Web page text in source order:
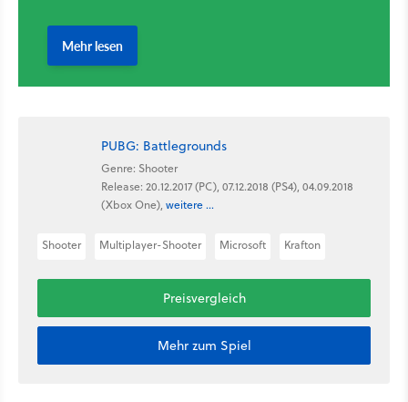
PUBG: Battlegrounds
Genre: Shooter
Release: 20.12.2017 (PC), 07.12.2018 (PS4), 04.09.2018
(Xbox One), weitere ...
Shooter Multiplayer-Shooter Microsoft Krafton
Preisvergleich
Mehr zum Spiel